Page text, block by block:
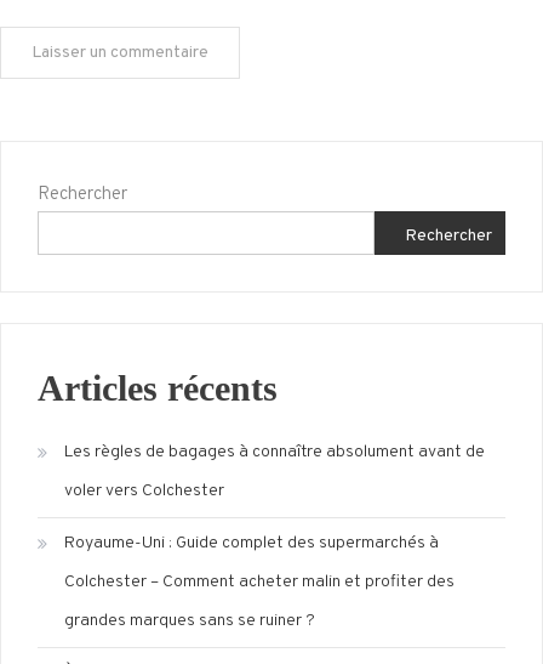
Rechercher
Rechercher
Articles récents
Les règles de bagages à connaître absolument avant de
voler vers Colchester
Royaume-Uni : Guide complet des supermarchés à
Colchester – Comment acheter malin et profiter des
grandes marques sans se ruiner ?